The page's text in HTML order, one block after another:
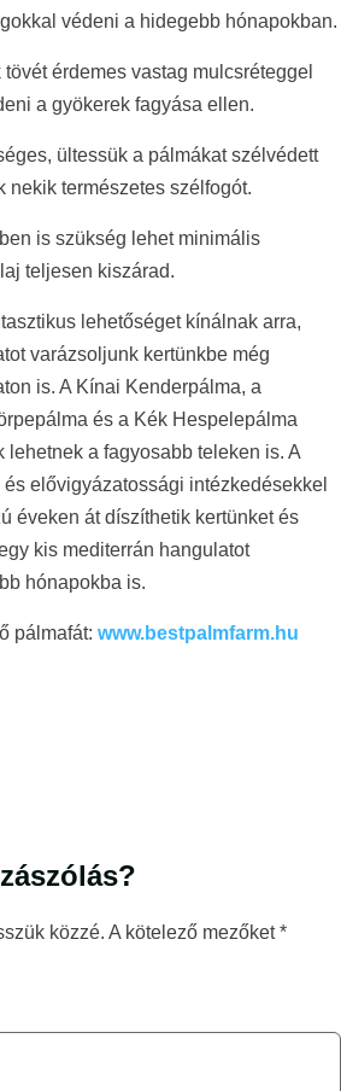
védeni a hidegebb hónapokban.
érdemes vastag mulcsréteggel
a gyökerek fagyása ellen.
ültessük a pálmákat szélvédett
nekik természetes szélfogót.
is szükség lehet minimális
teljesen kiszárad.
lehetőséget kínálnak arra,
varázsoljunk kertünkbe még
is. A Kínai Kenderpálma, a
és a Kék Hespelepálma
lehetnek a fagyosabb teleken is. A
elővigyázatossági intézkedésekkel
éveken át díszíthetik kertünket és
kis mediterrán hangulatot
hónapokba is.
pálmafát: www.bestpalmfarm.hu
közzé. A kötelező mezőket*